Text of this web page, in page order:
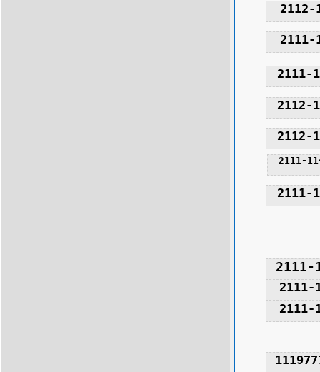
2111-
2111-
2111-
2111-
2111-
2111-
2111-
2112-
2112-
2112-